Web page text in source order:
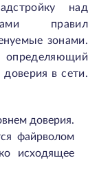
над
правил
зонами.
в сети.
доверия.
файрволом
исходящее